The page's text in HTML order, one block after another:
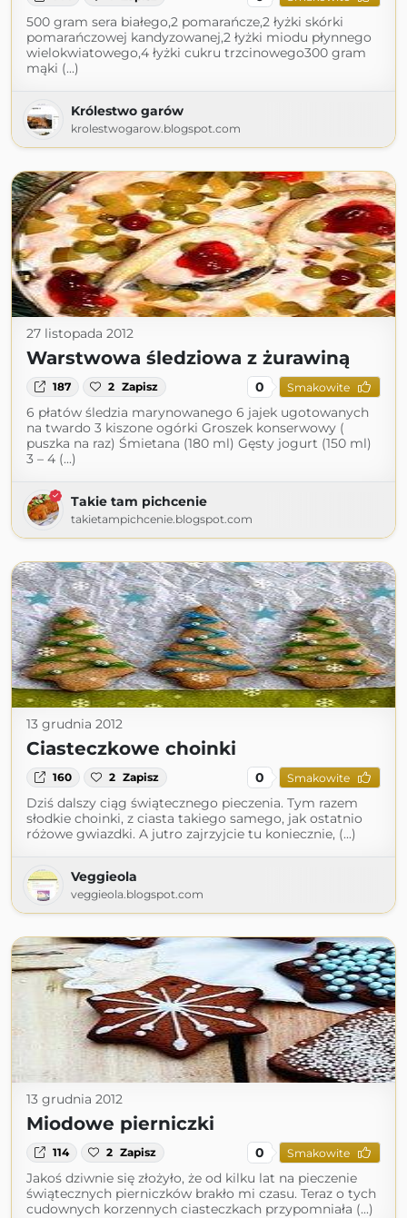
500 gram sera białego,2 pomarańcze,2 łyżki skórki
pomarańczowej kandyzowanej,2 łyżki miodu płynnego
wielokwiatowego,4 łyżki cukru trzcinowego300 gram
mąki (...)
Królestwo garów
krolestwogarow.blogspot.com
27 listopada 2012
Warstwowa śledziowa z żurawiną
187 2 Zapisz 0 Smakowite
6 płatów śledzia marynowanego 6 jajek ugotowanych
na twardo 3 kiszone ogórki Groszek konserwowy (
puszka na raz) Śmietana (180 ml) Gęsty jogurt (150 ml)
3 – 4 (...)
Takie tam pichcenie
takietampichcenie.blogspot.com
13 grudnia 2012
Ciasteczkowe choinki
160 2 Zapisz 0 Smakowite
Dziś dalszy ciąg świątecznego pieczenia. Tym razem
słodkie choinki, z ciasta takiego samego, jak ostatnio
różowe gwiazdki. A jutro zajrzyjcie tu koniecznie, (...)
Veggieola
veggieola.blogspot.com
13 grudnia 2012
Miodowe pierniczki
114 2 Zapisz 0 Smakowite
Jakoś dziwnie się złożyło, że od kilku lat na pieczenie
świątecznych pierniczków brakło mi czasu. Teraz o tych
cudownych korzennych ciasteczkach przypomniała (...)